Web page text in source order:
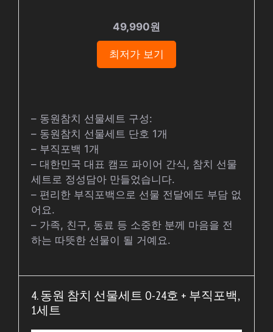
49,990원
최저가 보기
– 동원참치 선물세트 구성:
– 동원참치 선물세트 단호 1개
– 부직포백 1개
– 대한민국 대표 캠프 파이어 간식, 참치 선물
세트로 정성담아 만들었습니다.
– 편리한 부직포백으로 선물 전달에도 부담 없
어요.
– 가족, 친구, 동료 등 소중한 분께 마음을 전
하는 따뜻한 선물이 될 거예요.
4. 동원 참치 선물세트 O-24호 + 부직포백,
1세트